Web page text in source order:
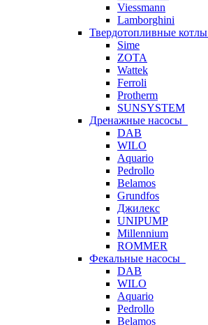
Viessmann
Lamborghini
Твердотопливные котлы
Sime
ZOTA
Wattek
Ferroli
Protherm
SUNSYSTEM
Дренажные насосы
DAB
WILO
Aquario
Pedrollo
Belamos
Grundfos
Джилекс
UNIPUMP
Millennium
ROMMER
Фекальные насосы
DAB
WILO
Aquario
Pedrollo
Belamos